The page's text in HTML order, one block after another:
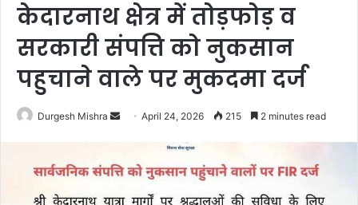
केदारनाथ क्षेत्र में तोड़फोड़ व
सरकारी संपत्ति को नुकसान
पहुचाने वाले पर मुकदमा दर्ज
Durgesh Mishra
Send April 24, 2026 215 2 minutes read